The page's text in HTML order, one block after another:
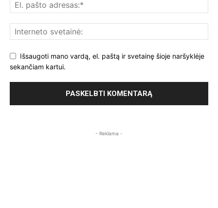
Išsaugoti mano vardą, el. paštą ir svetainę šioje naršyklėje
sekančiam kartui.
- Reklama -